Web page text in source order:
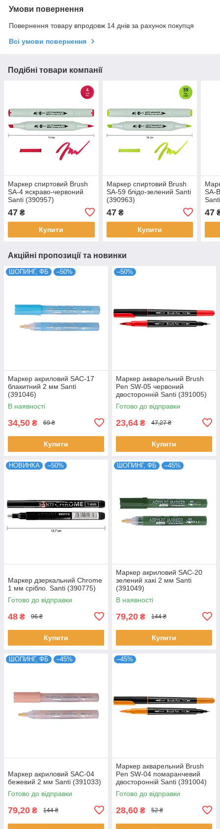
Умови повернення
Повернення товару впродовж 14 днів за рахунок покупця
Всі умови повернення
Подібні товари компанії
Маркер спиртовий Brush
SA-4 яскраво-червоний
Santi (390957)
47 ₴
Купити
Маркер спиртовий Brush
SA-59 блідо-зелений Santi
(390963)
47₴
Купити
SA-
47
Акційні пропозиції та новинки
ШОПИНГ, ФБ –50%
Маркер акриловий SAC-17
блакитний 2 мм Santi
(391046)
В наявності
34,50 ₴ 69 ₴
Купити
–50%
Маркер акварельний Brush
Pen SW-05 червоний
двосторонній Santi (391005)
Готово до відправки
23,64 ₴ 47,27 ₴
Купити
НОВИНКА –50%
Маркер дзеркальний Chrome
1 мм срібло. Santi (390775)
Готово до відправки
48 ₴ 96 ₴
Купити
ШОПИНГ, ФБ –45%
Маркер акриловий SAC-20
зелений хакі 2 мм Santi
(391049)
В наявності
79,20 ₴ 144 ₴
Купити
ШОПИНГ, ФБ –45%
Маркер акриловий SAC-04
бежевий 2 мм Santi (391033)
Готово до відправки
79,20 ₴ 144 ₴
–45%
Маркер акварельний Brush
Pen SW-04 помаранчевий
двосторонній Santi (391004)
Готово до відправки
28,60 ₴ 52 ₴